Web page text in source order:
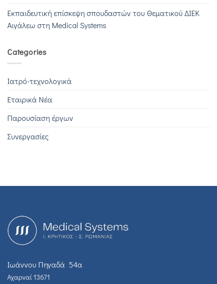
Εκπαιδευτική επίσκεψη σπουδαστών του Θεματικού ΔΙΕΚ
Αιγάλεω στη Medical Systems
Categories
Iατρό-τεχνολογικά
Εταιρικά Νέα
Παρουσίαση έργων
Συνεργασίες
Ιωάννου Πηγαδά 54α
Αχαρναί 13671